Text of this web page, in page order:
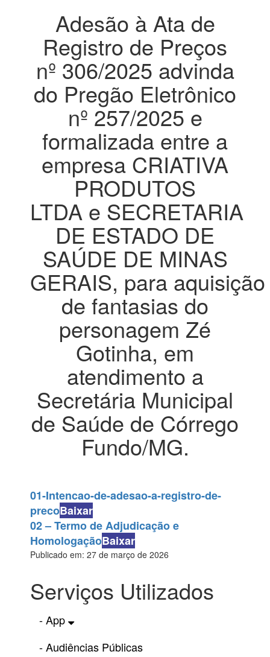
Adesão à Ata de
Registro de Preços
nº 306/2025 advinda
do Pregão Eletrônico
nº 257/2025 e
formalizada entre a
empresa CRIATIVA
PRODUTOS
LTDA e SECRETARIA
DE ESTADO DE
SAÚDE DE MINAS
GERAIS, para aquisição
de fantasias do
personagem Zé
Gotinha, em
atendimento a
Secretária Municipal
de Saúde de Córrego
Fundo/MG.
01-Intencao-de-adesao-a-registro-de-
precoBaixar
02 – Termo de Adjudicação e
HomologaçãoBaixar
Publicado em: 27 de março de 2026
Serviços Utilizados
- App
- Audiências Públicas